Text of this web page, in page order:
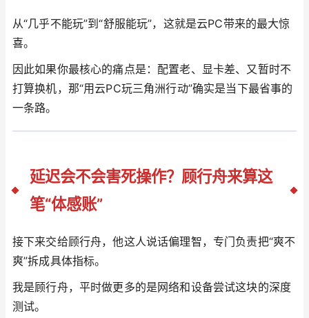
从“几乎不能玩”到“舒服能玩”，这就是云PC带来的最大惊
喜。
因此如果你最核心的痛点是：配置老、显卡差、又暂时不
打算换机，那“用云PC玩三角洲行动”确实是当下最省事的
一条路。
延迟会不会害死操作？顾行舟来算这
笔“体感账”
接下来交给顾行舟，他这人说话偏理智，专门负责把“爽不
爽”拆成具体指标。
我是顾行舟，平时做更多的是网络和设备尝试这块的深度
测试。